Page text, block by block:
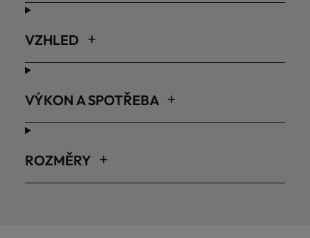
VZHLED
VÝKON A SPOTŘEBA
ROZMĚRY